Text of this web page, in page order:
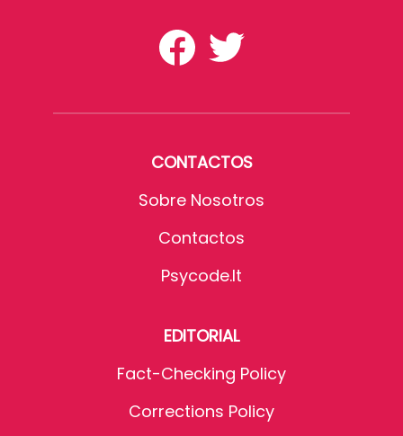
CONTACTOS
Sobre Nosotros
Contactos
Psycode.it
EDITORIAL
Fact-Checking Policy
Corrections Policy